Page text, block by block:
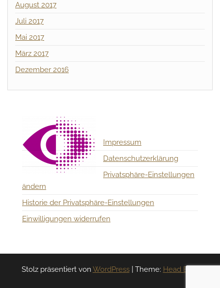
August 2017
Juli 2017
Mai 2017
März 2017
Dezember 2016
Impressum
Datenschutzerklärung
Privatsphäre-Einstellungen
ändern
Historie der Privatsphäre-Einstellungen
Einwilligungen widerrufen
Stolz präsentiert von WordPress Theme: Head Blog